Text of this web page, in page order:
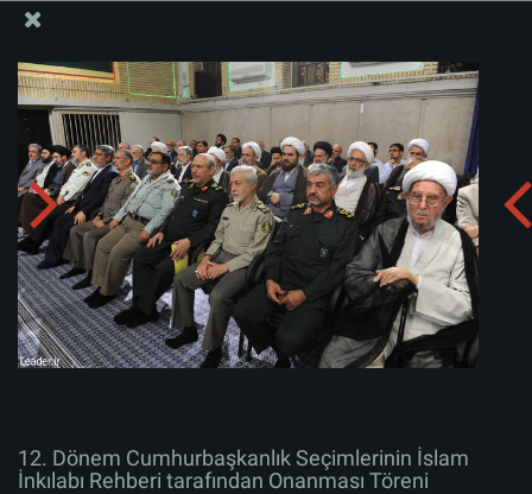
12. Dönem Cumhurbaşkanlık Seçimlerinin İslam
İnkılabı Rehberi tarafından Onanması Töreni
Albümü indirin:
12. Dönem Cumhurbaşkanlık Seçimlerinin İslam
İnkılabı Rehberi tarafından Onanması Töreni